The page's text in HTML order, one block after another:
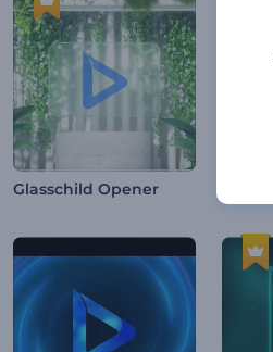
Glasschild Opener